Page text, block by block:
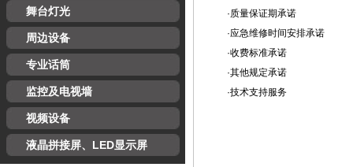
舞台灯光
周边设备
专业话筒
监控及电视墙
视频设备
液晶拼接屏、LED显示屏
·质量保证期承诺
·应急维修时间安排承诺
·收费标准承诺
·其他规定承诺
·技术支持服务